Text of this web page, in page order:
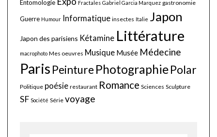
Entomologie Fractales Gabriel Garcia Marquez gastronomie
Guerre Humour Informatique insectes Italie Japon
Japon des parisiens Kétamine Littérature
macrophoto Mes oeuvres Musique Musée Médecine
Paris Peinture PhotographiePolar
Politique poésie restaurant Romance Sciences Sculpture
SF Société Série voyage